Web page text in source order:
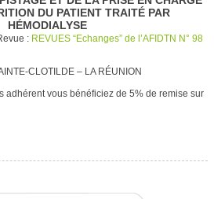
DU PATIENT TRAITÉ PAR
HÉMODIALYSE
: REVUES “Echanges” de l’AFIDTN N° 98
CLOTILDE – LA RÉUNION
adhérent vous bénéficiez de 5% de remise sur